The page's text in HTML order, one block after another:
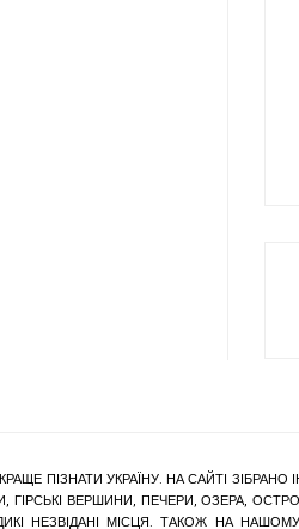
ПІЗНАТИ УКРАЇНУ. НА САЙТІ
ВЕРШИНИ, ПЕЧЕРИ, ОЗЕРА,
НЕЗВІДАНІ МІСЦЯ. ТАКОЖ НА